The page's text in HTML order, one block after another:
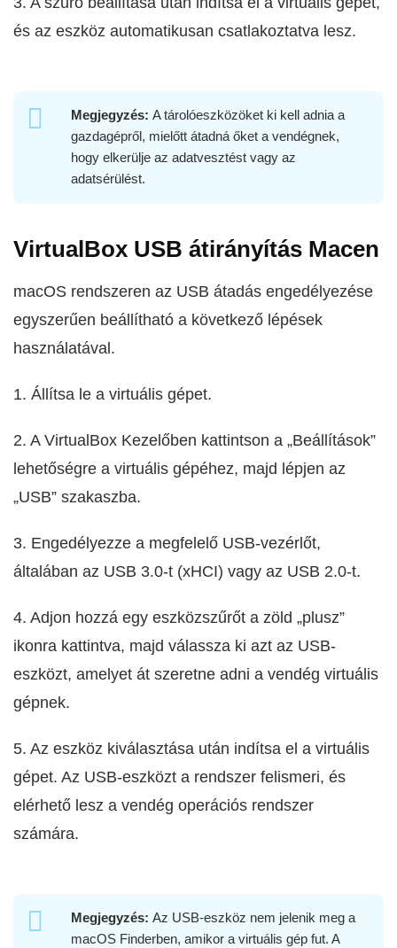
és az eszköz automatikusan csatlakoztatva lesz.
Megjegyzés: A tárolóeszközöket ki kell adnia a
gazdagépről, mielőtt átadná őket a vendégnek,
hogy elkerülje az adatvesztést vagy az
adatsérülést.
VirtualBox USB átirányítás Macen
macOS rendszeren az USB átadás engedélyezése
egyszerűen beállítható a következő lépések
használatával.
1. Állítsa le a virtuális gépet.
2. A VirtualBox Kezelőben kattintson a „Beállítások”
lehetőségre a virtuális gépéhez, majd lépjen az
„USB” szakaszba.
3. Engedélyezze a megfelelő USB-vezérlőt,
általában az USB 3.0-t (xHCI) vagy az USB 2.0-t.
4. Adjon hozzá egy eszközszűrőt a zöld „plusz”
ikonra kattintva, majd válassza ki azt az USB-
eszközt, amelyet át szeretne adni a vendég virtuális
gépnek.
5. Az eszköz kiválasztása után indítsa el a virtuális
gépet. Az USB-eszközt a rendszer felismeri, és
elérhető lesz a vendég operációs rendszer
számára.
Megjegyzés: Az USB-eszköz nem jelenik meg a
macOS Finderben, amikor a virtuális gép fut. A